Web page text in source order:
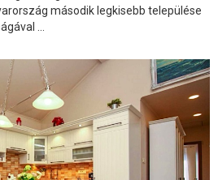
második legkisebb települése
...